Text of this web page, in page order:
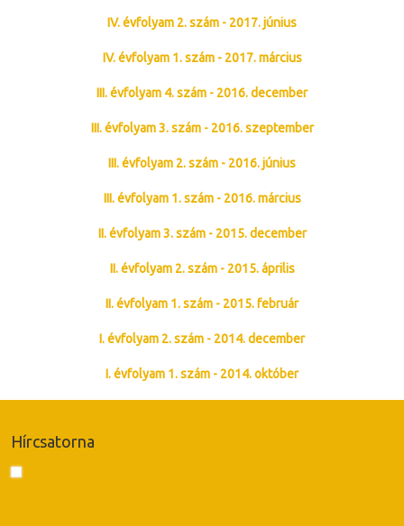
IV. évfolyam 2. szám - 2017. június
IV. évfolyam 1. szám - 2017. március
III. évfolyam 4. szám - 2016. december
III. évfolyam 3. szám - 2016. szeptember
III. évfolyam 2. szám - 2016. június
III. évfolyam 1. szám - 2016. március
II. évfolyam 3. szám - 2015. december
II. évfolyam 2. szám - 2015. április
II. évfolyam 1. szám - 2015. február
I. évfolyam 2. szám - 2014. december
I. évfolyam 1. szám - 2014. október
Hírcsatorna